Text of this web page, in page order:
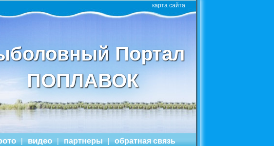
| видео | партнеры | обратная связь
карта сайта
Портал
ПОПЛАВОК